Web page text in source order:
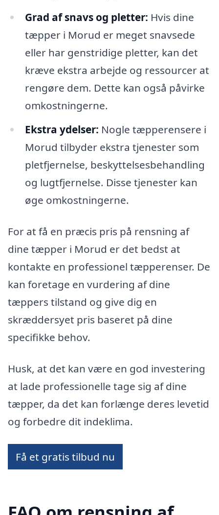
Grad af snavs og pletter: Hvis dine
tæpper i Morud er meget snavsede
eller har genstridige pletter, kan det
kræve ekstra arbejde og ressourcer at
rengøre dem. Dette kan også påvirke
omkostningerne.
Ekstra ydelser: Nogle tæpperensere i
Morud tilbyder ekstra tjenester som
pletfjernelse, beskyttelsesbehandling
og lugtfjernelse. Disse tjenester kan
øge omkostningerne.
For at få en præcis pris på rensning af
dine tæpper i Morud er det bedst at
kontakte en professionel tæpperenser. De
kan foretage en vurdering af dine
tæppers tilstand og give dig en
skræddersyet pris baseret på dine
specifikke behov.
Husk, at det kan være en god investering
at lade professionelle tage sig af dine
tæpper, da det kan forlænge deres levetid
og forbedre dit indeklima.
Få et gratis tilbud nu